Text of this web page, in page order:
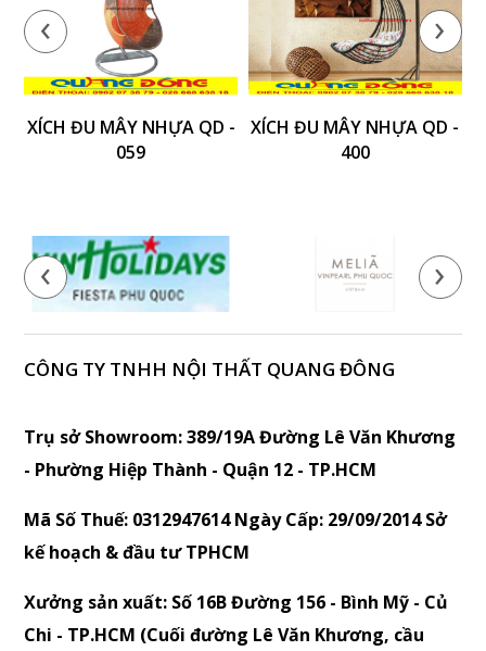
XÍCH ĐU MÂY NHỰA QD -
059
XÍCH ĐU MÂY NHỰA QD -
400
‹ ›
‹ ›
CÔNG TY TNHH NỘI THẤT QUANG ĐÔNG
Trụ sở Showroom: 389/19A Đường Lê Văn Khương
- Phường Hiệp Thành - Quận 12 - TP.HCM
Mã Số Thuế: 0312947614 Ngày Cấp: 29/09/2014 Sở
kế hoạch & đầu tư TPHCM
Xưởng sản xuất: Số 16B Đường 156 - Bình Mỹ - Củ
Chi - TP.HCM (Cuối đường Lê Văn Khương, cầu